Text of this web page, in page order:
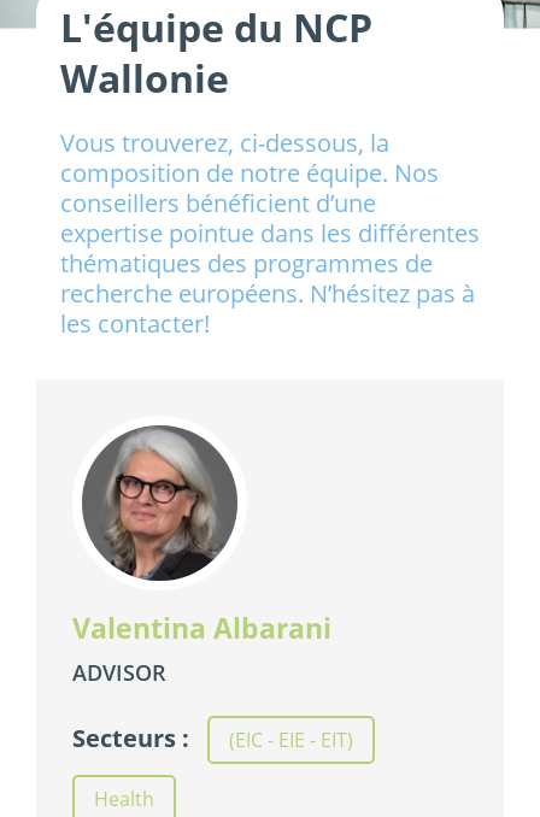
L'équipe du NCP
Wallonie
Vous trouverez, ci-dessous, la
composition de notre équipe. Nos
conseillers bénéficient d’une
expertise pointue dans les différentes
thématiques des programmes de
recherche européens. N’hésitez pas à
les contacter!
Valentina Albarani
ADVISOR
Secteurs : (EIC - EIE - EIT)
Health